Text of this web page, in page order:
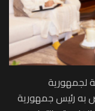
لجمهورية
به رئيس جمهورية